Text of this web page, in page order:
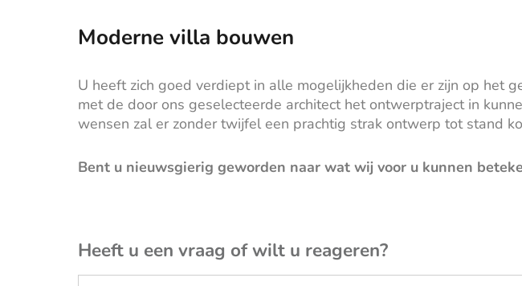
Moderne villa bouwen
U heeft zich goed verdiept in alle mogelijkheden die er zijn op het
met de door ons geselecteerde architect het ontwerptraject in
wensen zal er zonder twijfel een prachtig strak ontwerp tot stand
Bent u nieuwsgierig geworden naar wat wij voor u kunnen
Heeft u een vraag of wilt u reageren?